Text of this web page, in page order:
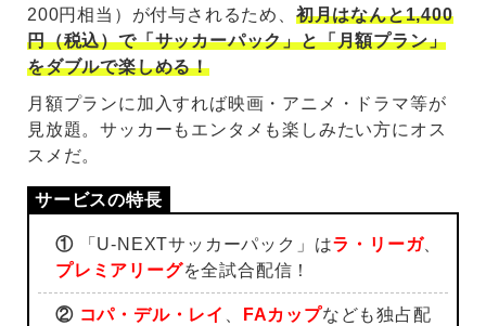
200円相当）が付与されるため、 初月はなんと1,400
円（税込）で「サッカーパック」と「月額プラン」
をダブルで楽しめる！
月額プランに加入すれば映画・アニメ・ドラマ等が
見放題。サッカーもエンタメも楽しみたい方にオス
スメだ。
①「U-NEXTサッカーパック」はラ・リーガ、
プレミアリーグを全試合配信！
② コパ・デル・レイ FAカップなども独占配